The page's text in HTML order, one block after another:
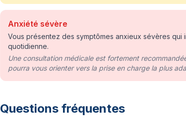
Anxiété sévère
Vous présentez des symptômes anxieux sévères
quotidienne.
Une consultation médicale est fortement
pourra vous orienter vers la prise en charge la plus
Questions fréquentes